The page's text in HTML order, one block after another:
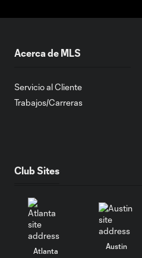
Acerca de MLS
Servicio al Cliente
Trabajos/Carreras
Club Sites
Atlanta
Austin